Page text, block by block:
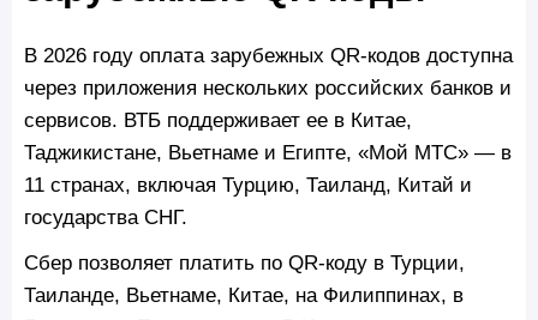
В 2026 году оплата зарубежных QR-кодов доступна
через приложения нескольких российских банков и
сервисов. ВТБ поддерживает ее в Китае,
Таджикистане, Вьетнаме и Египте, «Мой МТС» — в
11 странах, включая Турцию, Таиланд, Китай и
государства СНГ.
Сбер позволяет платить по QR-коду в Турции,
Таиланде, Вьетнаме, Китае, на Филиппинах, в